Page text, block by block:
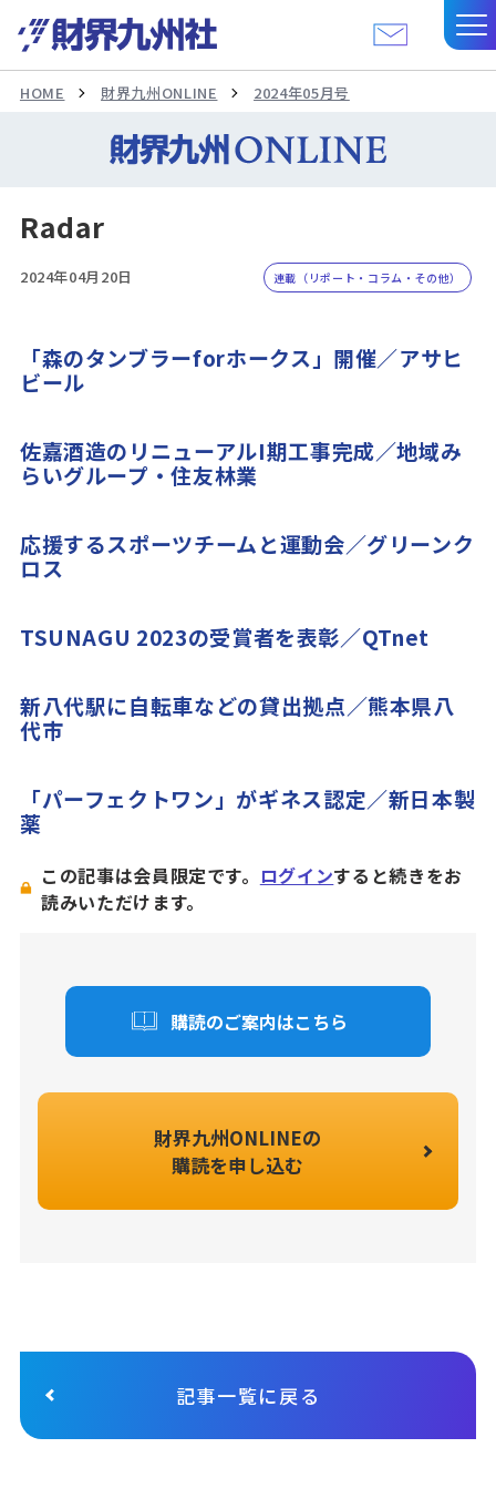
HOME 財界九州ONLINE 2024年05月号
Radar
2024年04月20日 連載（リポート・コラム・その他）
「森のタンブラーforホークス」開催／アサヒ
ビール
佐嘉酒造のリニューアルI期工事完成／地域み
らいグループ・住友林業
応援するスポーツチームと運動会／グリーンク
ロス
TSUNAGU 2023の受賞者を表彰／QTnet
新八代駅に自転車などの貸出拠点／熊本県八
代市
「パーフェクトワン」がギネス認定／新日本製
薬
この記事は会員限定です。 ログインすると続きをお
読みいただけます。
購読のご案内はこちら
財界九州ONLINEの
購読を申し込む
記事一覧に戻る